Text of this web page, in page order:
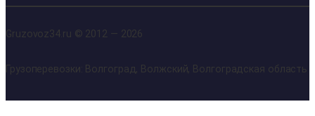
Gruzovoz34.ru © 2012 — 2026
Грузоперевозки: Волгоград, Волжский, Волгоградская область